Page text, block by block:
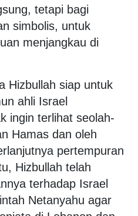
tetapi bagi
simbolis, untuk
menjangkau di
Hizbullah siap untuk
ahli Israel
ingin terlihat seolah-
Hamas dan oleh
pertempuran
Hizbullah telah
terhadap Israel
Netanyahu agar